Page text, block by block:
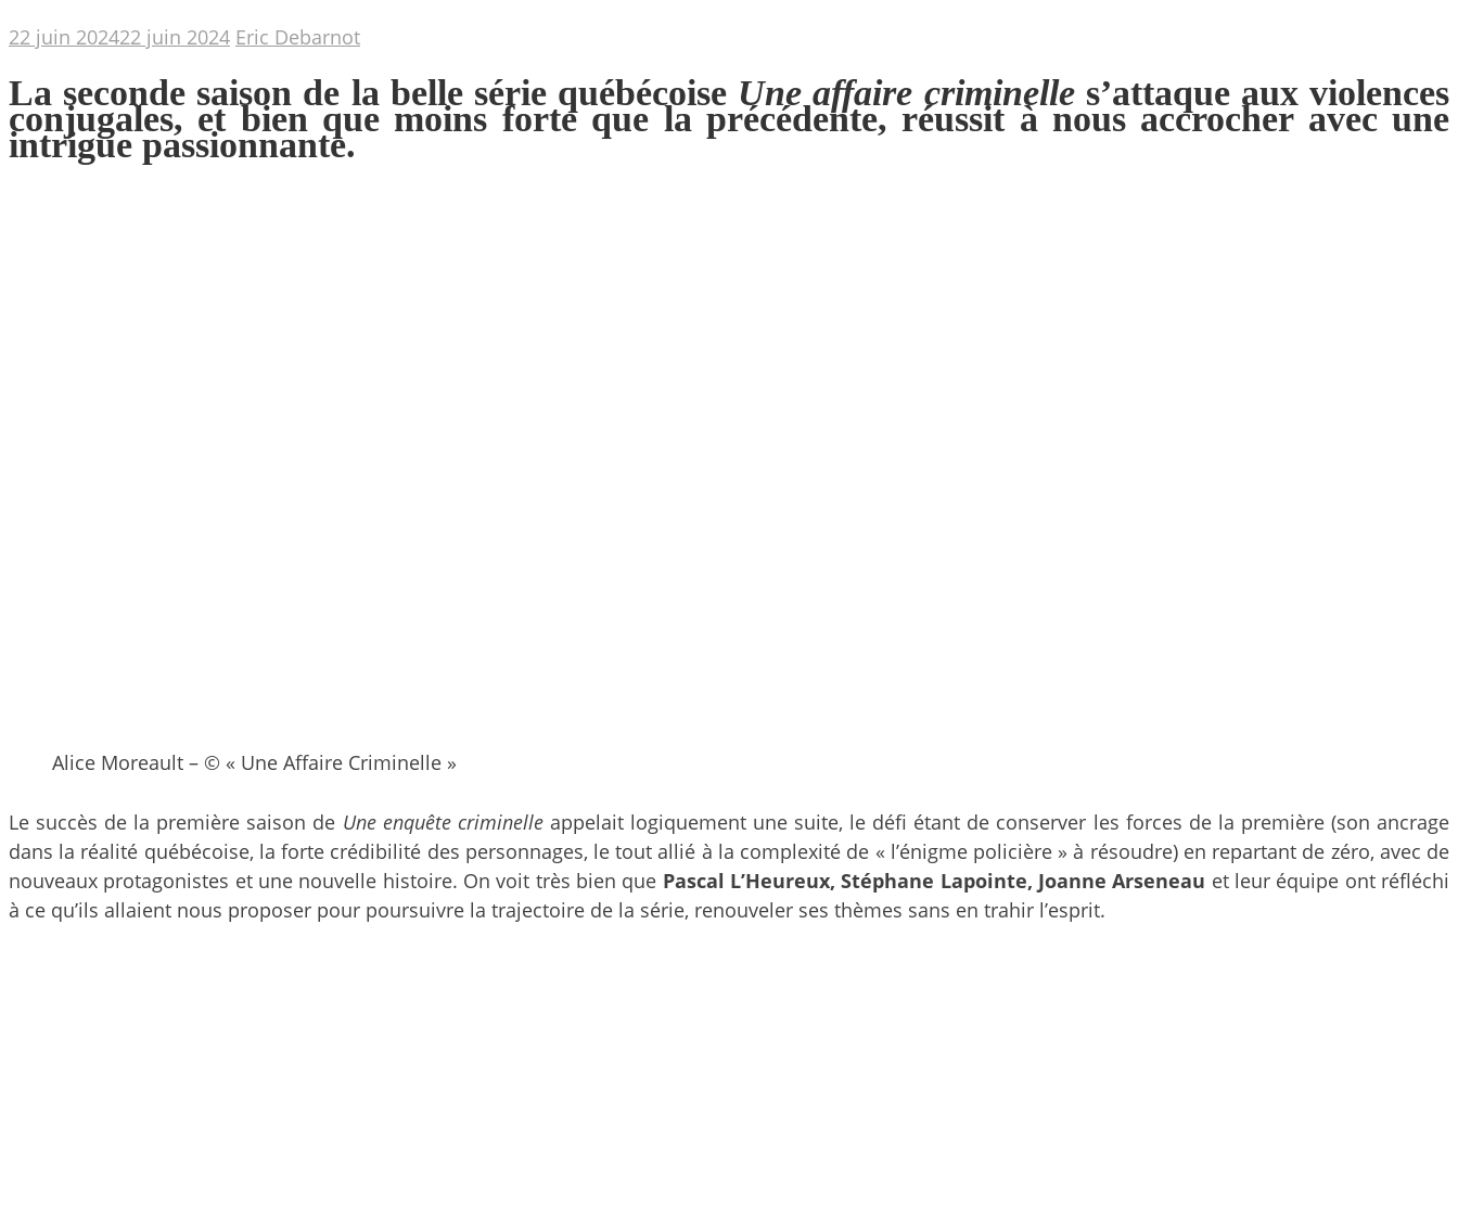
22 juin 202422 juin 2024 Eric Debarnot
La seconde saison de la belle série québécoise Une affaire criminelles’attaque aux violences
conjugales, et bien que moins forte que la précédente, réussit à nous accrocher avec une
intrigue passionnante.
Alice Moreault – © « Une Affaire Criminelle »
Le succès de la première saison de Une enquête criminelleappelait logiquement une suite, le défi étant de conserver les forces de la première (son ancrage
dans la réalité québécoise, la forte crédibilité des personnages, le tout allié à la complexité de « l’énigme policière » à résoudre) en repartant de zéro, avec de
nouveaux protagonistes et une nouvelle histoire. On voit très bien que Pascal L’Heureux, Stéphane Lapointe, Joanne Arseneau et leur équipe ont réfléchi
à ce qu’ils allaient nous proposer pour poursuivre la trajectoire de la série, renouveler ses thèmes sans en trahir l’esprit.